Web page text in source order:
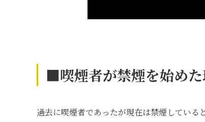
■喫煙者が禁煙を始め
過去に喫煙者であったが現在は禁煙している